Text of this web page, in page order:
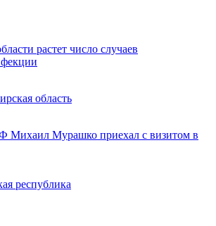
растет число случаев
область
Михаил Мурашко приехал с визитом в
республика